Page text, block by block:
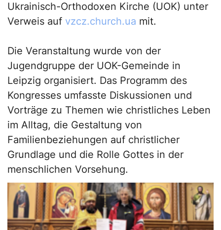
Ukrainisch-Orthodoxen Kirche (UOK) unter
Verweis auf vzcz.church.ua mit.
Die Veranstaltung wurde von der
Jugendgruppe der UOK-Gemeinde in
Leipzig organisiert. Das Programm des
Kongresses umfasste Diskussionen und
Vorträge zu Themen wie christliches Leben
im Alltag, die Gestaltung von
Familienbeziehungen auf christlicher
Grundlage und die Rolle Gottes in der
menschlichen Vorsehung.